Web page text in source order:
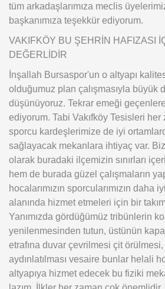
tüm arkadaşlarımıza meclis
başkanımıza teşekkür ediyorum.
VAKIFKÖY BU ŞEHRİN HAFIZASI
DEĞERLİDİR
İnşallah Bursaspor'un o altyapı
olduğumuz plan çalışmasıyla büyük
düşünüyoruz. Tekrar emeği
ediyorum. Tabi Vakıfköy Tesisleri
sporcu kardeşlerimize de iyi
sağlayacak mekanlara ihtiyaç var.
olarak buradaki ilçemizin sınırları
hem de burada güzel çalışmaların
hocalarımızın sporcularımızın daha
alanında hizmet etmeleri için bir
Yanımızda gördüğümüz tribünlerin
yenilenmesinden tutun, üstünün
etrafına duvar çevrilmesi çit örülmesi,
aydınlatılması vesaire bunlar helali
altyapıya hizmet edecek bu fiziki